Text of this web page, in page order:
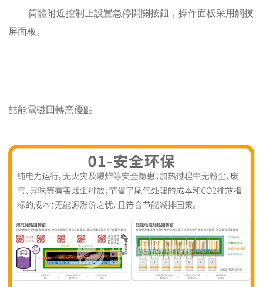
筒體附近控制上設置急停開關按鈕，操作面板采用觸摸
屏面板。
喆能電磁回轉窯優點